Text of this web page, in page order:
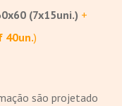
(7x15uni.) +
40un.)
são projetado